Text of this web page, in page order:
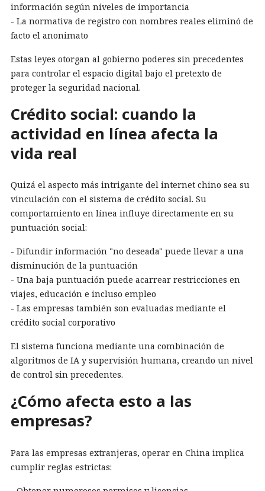
información según niveles de importancia
- La normativa de registro con nombres reales eliminó de
facto el anonimato
Estas leyes otorgan al gobierno poderes sin precedentes
para controlar el espacio digital bajo el pretexto de
proteger la seguridad nacional.
Crédito social: cuando la
actividad en línea afecta la
vida real
Quizá el aspecto más intrigante del internet chino sea su
vinculación con el sistema de crédito social. Su
comportamiento en línea influye directamente en su
puntuación social:
- Difundir información "no deseada" puede llevar a una
disminución de la puntuación
- Una baja puntuación puede acarrear restricciones en
viajes, educación e incluso empleo
- Las empresas también son evaluadas mediante el
crédito social corporativo
El sistema funciona mediante una combinación de
algoritmos de IA y supervisión humana, creando un nivel
de control sin precedentes.
¿Cómo afecta esto a las
empresas?
Para las empresas extranjeras, operar en China implica
cumplir reglas estrictas: